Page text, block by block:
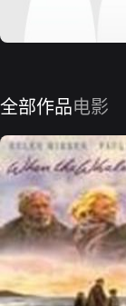
全部作品电影